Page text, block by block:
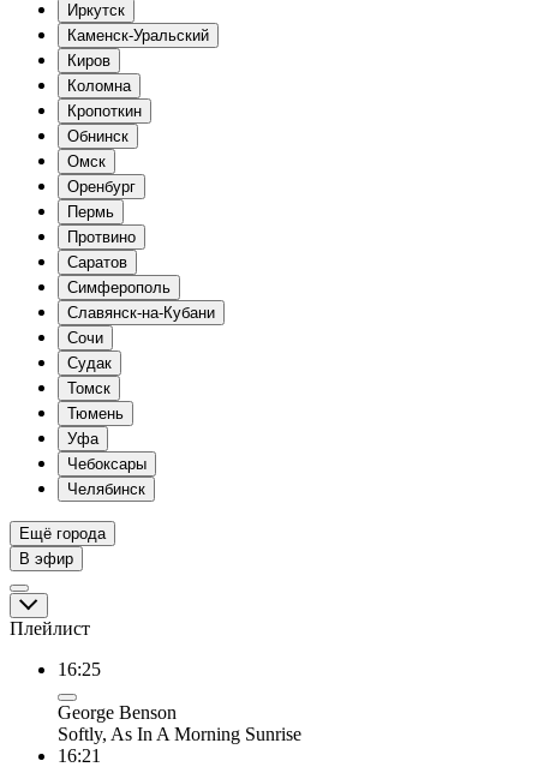
Иркутск
Каменск-Уральский
Киров
Коломна
Кропоткин
Обнинск
Омск
Оренбург
Пермь
Протвино
Саратов
Симферополь
Славянск-на-Кубани
Сочи
Судак
Томск
Тюмень
Уфа
Чебоксары
Челябинск
Ещё города
В эфир
Плейлист
16:25
George Benson
Softly, As In A Morning Sunrise
16:21